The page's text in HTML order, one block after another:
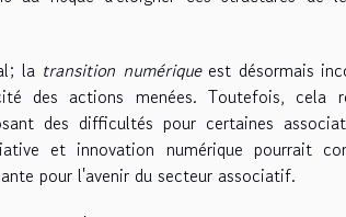
la transition numériqueest désormais
des actions menées. Toutefois, cela
des difficultés pour certaines
et innovation numérique pourrait
pour l'avenir du secteur associatif.